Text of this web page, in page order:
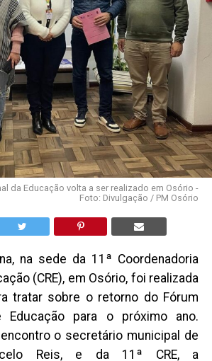
da Educação volta a ser realizado em Osório -
Foto: Divulgação / PM Osório
na sede da 11ª Coordenadoria
(CRE), em Osório, foi realizada
tratar sobre o retorno do Fórum
Educação para o próximo ano.
o secretário municipal de
Reis, e da 11ª CRE, a